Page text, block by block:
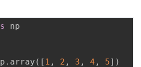
np
. array ( [ 1 , 2 , 3 , 4 , 5] )